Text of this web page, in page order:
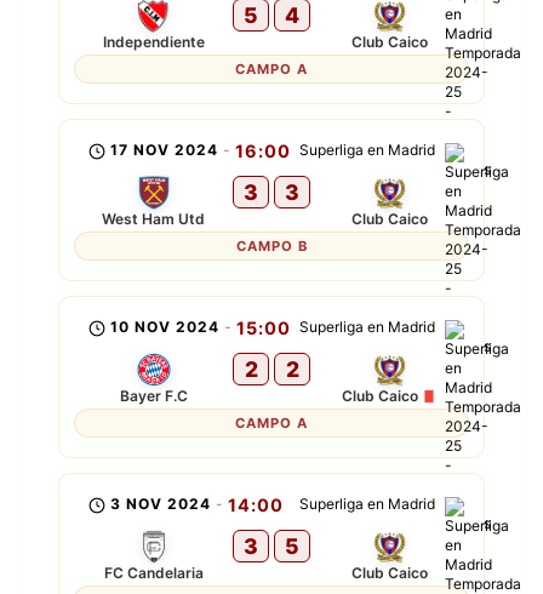
Independiente
5 4
Club Caico
CAMPO A
Superliga en Madrid
17 NOV 2024 - 16:00
West Ham Utd
3 3
Club Caico
CAMPO B
Superliga en Madrid
10 NOV 2024 - 15:00
Bayer F.C
2 2
Club Caico
CAMPO A
Superliga en Madrid
3 NOV 2024 - 14:00
FC Candelaria
3 5
Club Caico